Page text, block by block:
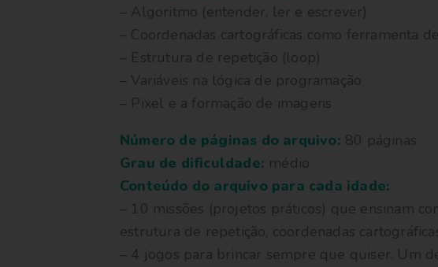
– Algoritmo (entender, ler e escrever)
– Coordenadas cartográficas como ferramenta
– Estrutura de repetição (loop)
– Variáveis na lógica de programação
– Pixel e a formação de imagens
Número de páginas do arquivo: 80 páginas
Grau de dificuldade: médio
Conteúdo do arquivo para cada idade:
– 10 missões (projetos práticos) que ensinam
estrutura de repetição, coordenadas
– 4 jogos para brincar sempre que quiser. Um